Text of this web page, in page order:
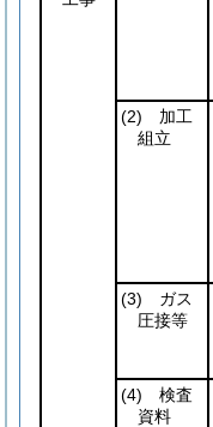
(2) 加工
組立
(3) ガス
圧接等
(4) 検査
資料